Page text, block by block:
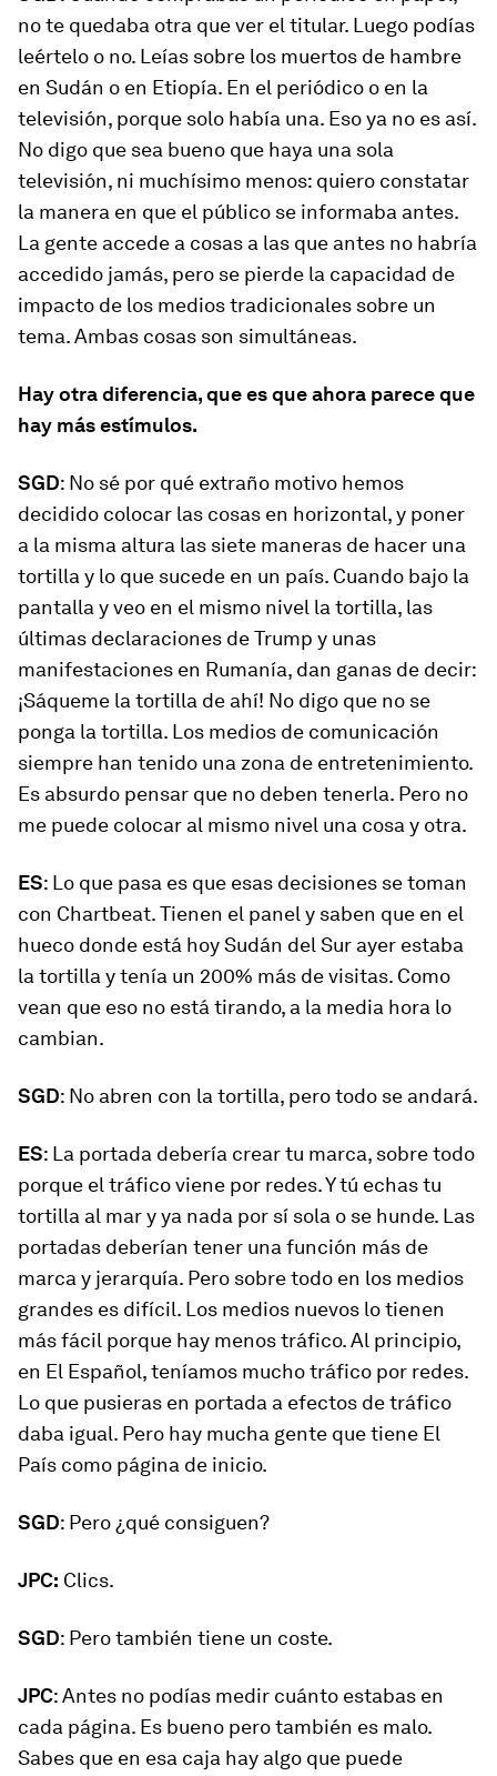
no te quedaba otra que ver el titular. Luego podías
leértelo o no. Leías sobre los muertos de hambre
en Sudán o en Etiopía. En el periódico o en la
televisión, porque solo había una. Eso ya no es así.
No digo que sea bueno que haya una sola
televisión, ni muchísimo menos: quiero constatar
la manera en que el público se informaba antes.
La gente accede a cosas a las que antes no habría
accedido jamás, pero se pierde la capacidad de
impacto de los medios tradicionales sobre un
tema. Ambas cosas son simultáneas.
Hay otra diferencia, que es que ahora parece que
hay más estímulos.
SGD: No sé por qué extraño motivo hemos
decidido colocar las cosas en horizontal, y poner
a la misma altura las siete maneras de hacer una
tortilla y lo que sucede en un país. Cuando bajo la
pantalla y veo en el mismo nivel la tortilla, las
últimas declaraciones de Trump y unas
manifestaciones en Rumanía, dan ganas de decir:
¡Sáqueme la tortilla de ahí! No digo que no se
ponga la tortilla. Los medios de comunicación
siempre han tenido una zona de entretenimiento.
Es absurdo pensar que no deben tenerla. Pero no
me puede colocar al mismo nivel una cosa y otra.
ES: Lo que pasa es que esas decisiones se toman
con Chartbeat. Tienen el panel y saben que en el
hueco donde está hoy Sudán del Sur ayer estaba
la tortilla y tenía un 200% más de visitas. Como
vean que eso no está tirando, a la media hora lo
cambian.
SGD: No abren con la tortilla, pero todo se andará.
ES: La portada debería crear tu marca, sobre todo
porque el tráfico viene por redes. Y tú echas tu
tortilla al mar y ya nada por sí sola o se hunde. Las
portadas deberían tener una función más de
marca y jerarquía. Pero sobre todo en los medios
grandes es difícil. Los medios nuevos lo tienen
más fácil porque hay menos tráfico. Al principio,
en El Español, teníamos mucho tráfico por redes.
Lo que pusieras en portada a efectos de tráfico
daba igual. Pero hay mucha gente que tiene El
País como página de inicio.
SGD: Pero ¿qué consiguen?
JPC: Clics.
SGD: Pero también tiene un coste.
JPC: Antes no podías medir cuánto estabas en
cada página. Es bueno pero también es malo.
Sabes que en esa caja hay algo que puede